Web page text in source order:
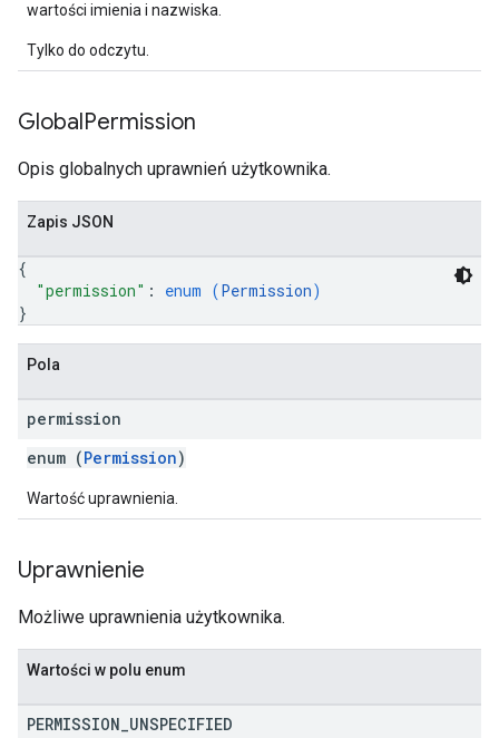
wartości imienia i nazwiska.
Tylko do odczytu.
GlobalPermission
Opis globalnych uprawnień użytkownika.
Zapis JSON
{
"permission" : enum (Permission)
}
Pola
permission
enum (Permission)
Wartość uprawnienia.
Uprawnienie
Możliwe uprawnienia użytkownika.
Wartości w polu enum
PERMISSION UNSPECIFIED